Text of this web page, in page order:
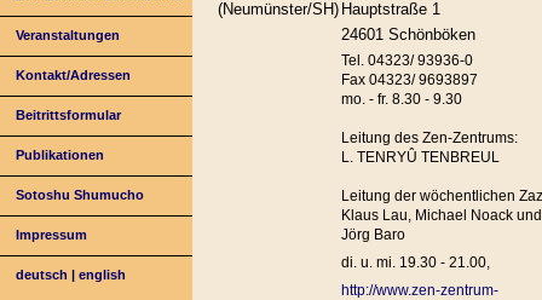
Veranstaltungen
Kontakt/Adressen
Beitrittsformular
Publikationen
Sotoshu Shumucho
Impressum
deutsch |english
(Neumünster/SH) Hauptstraße 1
24601 Schönböken
Tel. 04323/ 93936-0
Fax 04323/ 9693897
mo. - fr. 8.30 - 9.30
Leitung des Zen-Zentrums:
L. TENRYÛ TENBREUL
Leitung der wöchentlichen
Klaus Lau, Michael Noack und
Jörg Baro
di. u. mi. 19.30 - 21.00,
http://www.zen-zentrum-